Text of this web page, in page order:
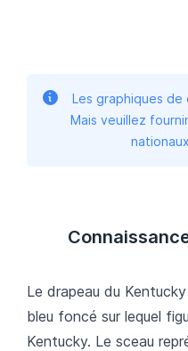
Les graphiques de
Mais veuillez
Le drapeau du
bleu foncé sur lequel
Kentucky. Le sceau